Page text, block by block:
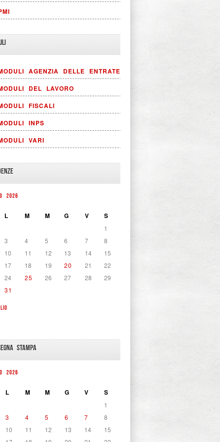
AGENZIA DELLE ENTRATE
DEL LAVORO
FISCALI
INPS
VARI
2026
L M M G V S
1
3 4 5 6 7
8
10 11 12 13 14
15
17 18 19 20 21
22
24 25 26 27 28
29
31
STAMPA
2026
L M M G V S
1
3 4 5 6 7
8
10 11 12 13 14
15